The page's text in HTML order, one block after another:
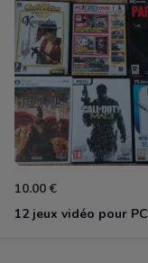
10.00 €
12 jeux vidéo pour PC